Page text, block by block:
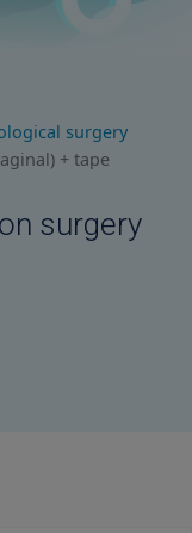
surgery
+ tape
surgery